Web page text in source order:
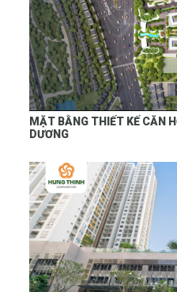
MẶT BẰNG THIẾT KẾ CĂN
DƯƠNG